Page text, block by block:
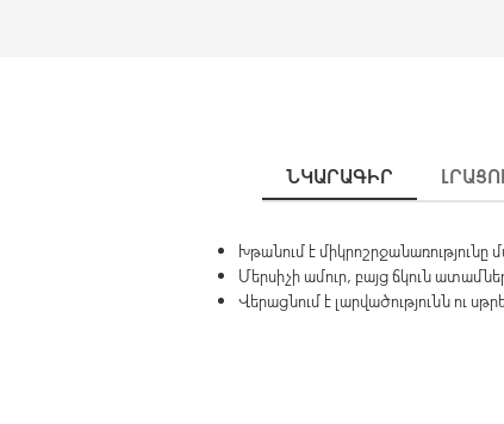
ՆԿԱՐԱԳԻՐ
Խթանում է
Մերսիչի ամուր, բայց ճկուն
Վերացնում է լարվածությունն ու